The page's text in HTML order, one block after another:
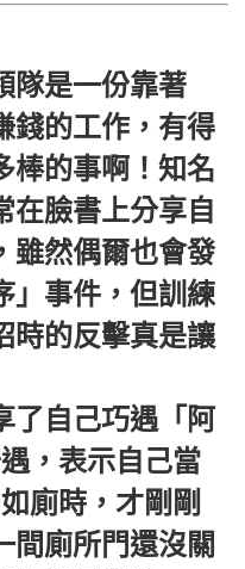
隊是一份靠著
錢的工作，有得
棒的事啊！知名
在臉書上分享自
雖然偶爾也會發
」事件，但訓練
時的反擊真是讓
了自己巧遇「阿
，表示自己當
廁時，才剛剛
間廁所門還沒關